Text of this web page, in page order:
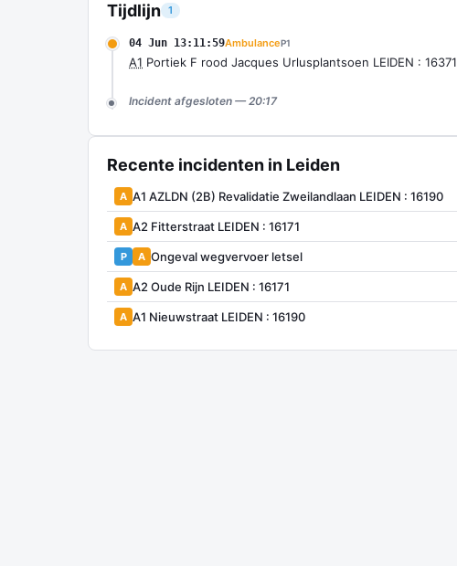
Tijdlijn 1
04 Jun 13:11:59AmbulanceP1
A1 Portiek F rood Jacques Urlusplantsoen LEIDEN : 16371
Incident afgesloten — 20:17
Recente incidenten in Leiden
A A1 AZLDN (2B) Revalidatie Zweilandlaan LEIDEN : 16190
A A2 Fitterstraat LEIDEN : 16171
P A Ongeval wegvervoer letsel
A A2 Oude Rijn LEIDEN : 16171
A A1 Nieuwstraat LEIDEN : 16190